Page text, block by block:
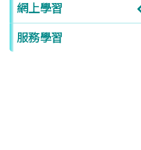
網上學習
服務學習